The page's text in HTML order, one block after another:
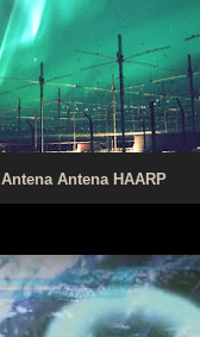
Antena Antena HAARP